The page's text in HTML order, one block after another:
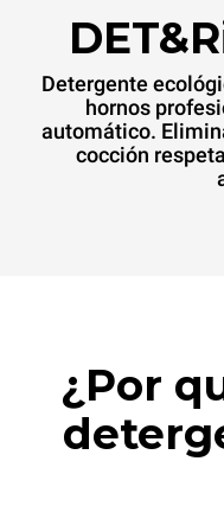
Detergente
hornos
automático.
cocción
¿Por